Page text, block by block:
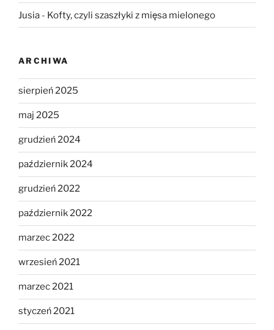
Jusia - Kofty, czyli szaszłyki z mięsa mielonego
ARCHIWA
sierpień 2025
maj 2025
grudzień 2024
październik 2024
grudzień 2022
październik 2022
marzec 2022
wrzesień 2021
marzec 2021
styczeń 2021